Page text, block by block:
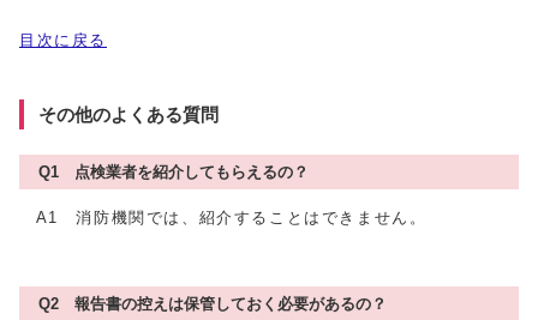
目次に戻る
その他のよくある質問
Q1 点検業者を紹介してもらえるの？
A1 消防機関では、紹介することはできません。
Q2 報告書の控えは保管しておく必要があるの？